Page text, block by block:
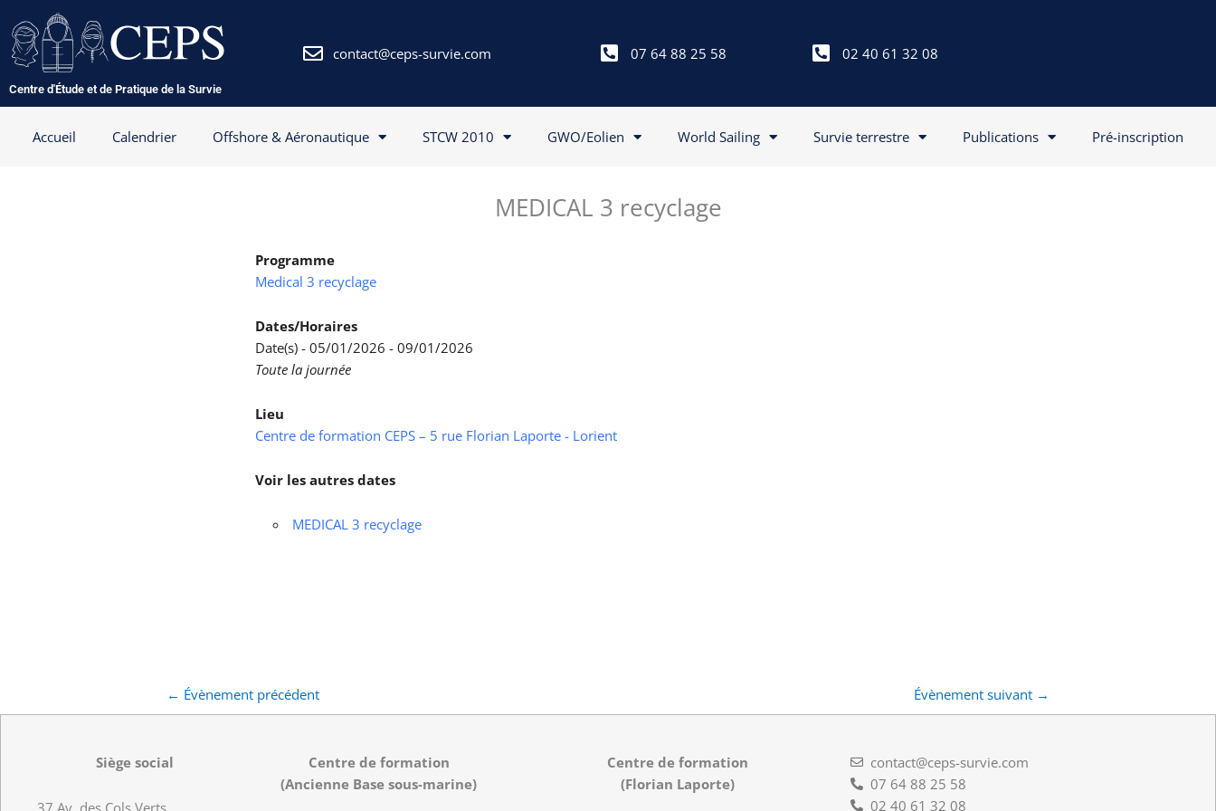
au
contenu
Centre d'Étude et de Pratique de la Survie
contact@ceps-survie.com 07 64 88 25 58 02 40 61 32 08
Accueil Calendrier Offshore & Aéronautique STCW 2010 GWO/Eolien World Sailing Survie terrestre Publications Pré-inscription
MEDICAL 3 recyclage
Programme
Medical 3 recyclage
Dates/Horaires
Date(s) - 05/01/2026 - 09/01/2026
Toute la journée
Lieu
Centre de formation CEPS – 5 rue Florian Laporte - Lorient
Voir les autres dates
MEDICAL 3 recyclage
← Évènement précédent Évènement suivant →
Siège social
Centre de formation
(Ancienne Base sous-marine)
Centre de formation
(Florian Laporte)
contact@ceps-survie.com
07 64 88 25 58
02 40 61 32 08